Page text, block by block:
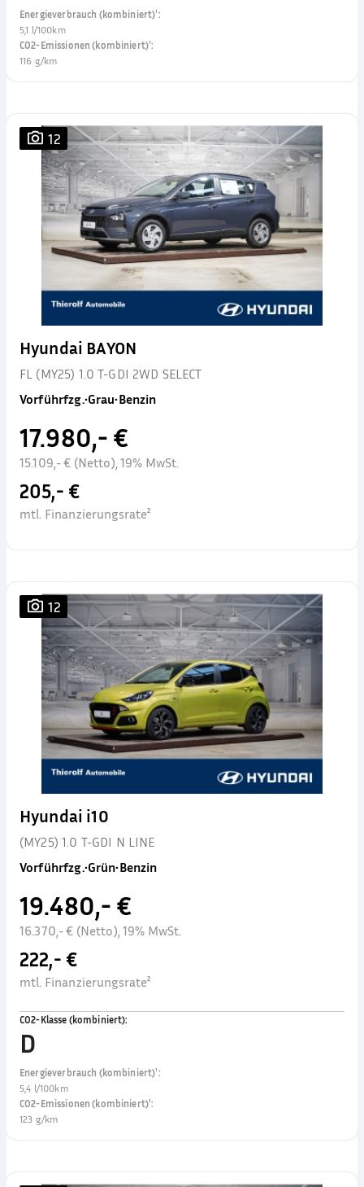
Energieverbrauch (kombiniert)¹:
5,1 l/100km
CO2-Emissionen (kombiniert)¹:
116 g/km
12
Hyundai BAYON
FL (MY25) 1.0 T-GDI 2WD SELECT
Vorführfzg.•Grau•Benzin
17.980,- €
15.109,- € (Netto), 19% MwSt.
205,- €
mtl. Finanzierungsrate²
12
Hyundai i10
(MY25) 1.0 T-GDI N LINE
Vorführfzg.•Grün•Benzin
19.480,- €
16.370,- € (Netto), 19% MwSt.
222,- €
mtl. Finanzierungsrate²
CO2-Klasse (kombiniert):
D
Energieverbrauch (kombiniert)¹:
5,4 l/100km
CO2-Emissionen (kombiniert)¹:
123 g/km